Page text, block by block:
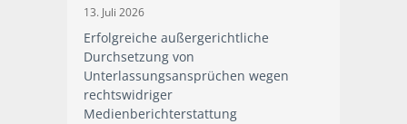
13. Juli 2026
Erfolgreiche außergerichtliche
Durchsetzung von
Unterlassungsansprüchen wegen
rechtswidriger
Medienberichterstattung